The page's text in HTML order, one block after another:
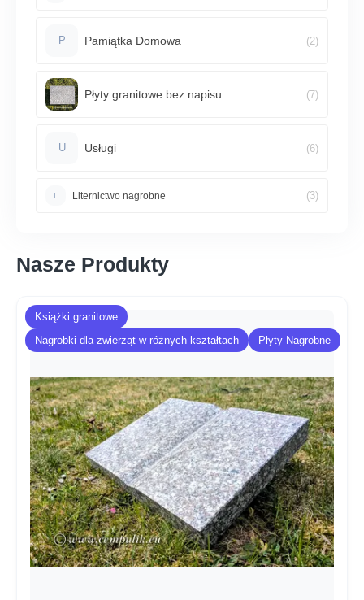
P Pamiątka Domowa (2)
Płyty granitowe bez napisu (7)
U Usługi (6)
L Liternictwo nagrobne (3)
Nasze Produkty
Książki granitowe
Nagrobki dla zwierząt w różnych kształtach
Płyty Nagrobne